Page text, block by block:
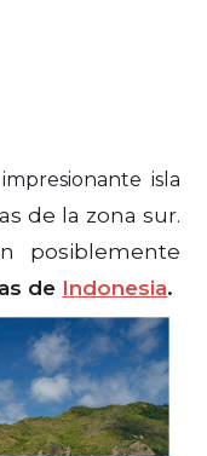
isla
de la zona sur.
posiblemente
de Indonesia.